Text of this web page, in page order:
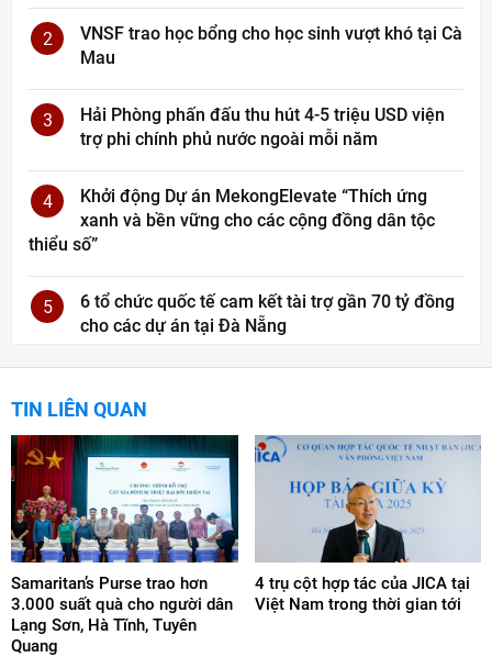
2
VNSF trao học bổng cho học sinh vượt khó tại Cà
Mau
3
Hải Phòng phấn đấu thu hút 4-5 triệu USD viện
trợ phi chính phủ nước ngoài mỗi năm
4
Khởi động Dự án MekongElevate “Thích ứng
xanh và bền vững cho các cộng đồng dân tộc
thiểu số”
5
6 tổ chức quốc tế cam kết tài trợ gần 70 tỷ đồng
cho các dự án tại Đà Nẵng
TIN LIÊN QUAN
Samaritan’s Purse trao hơn
3.000 suất quà cho người dân
Lạng Sơn, Hà Tĩnh, Tuyên
Quang
4 trụ cột hợp tác của JICA tại
Việt Nam trong thời gian tới